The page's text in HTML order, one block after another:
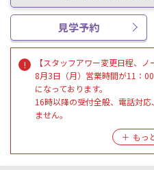
見学予約
【スタッフアワー変更日程、ノ
8月3日（月）営業時間が11：
になっております。
16時以降の受付全般、電話対
ません。
8月13日（木）終日 8月14日
す。